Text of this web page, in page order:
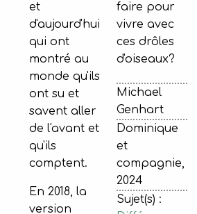
et
d'aujourd'hui
qui ont
montré au
monde qu'ils
ont su et
savent aller
de l'avant et
qu'ils
comptent.
En 2018, la
version
faire pour
vivre avec
ces drôles
d'oiseaux?
Michael
Genhart
Dominique
et
compagnie,
2024
Sujet(s) :